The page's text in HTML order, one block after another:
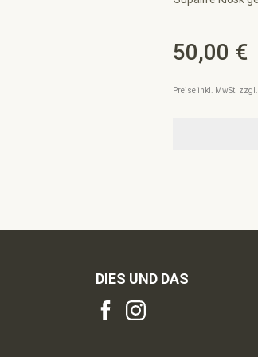
Regulärer Preis:
50,00 €
Preise inkl. MwSt.
DIES UND DAS